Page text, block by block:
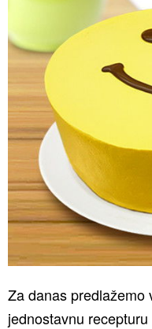
Za danas predlažemo
jednostavnu